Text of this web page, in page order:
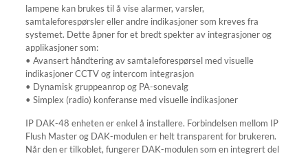
lampene kan brukes til å vise alarmer, varsler,
samtaleforespørsler eller andre indikasjoner som kreves fra
systemet. Dette åpner for et bredt spekter av integrasjoner og
applikasjoner som:
• Avansert håndtering av samtaleforespørsel med visuelle
indikasjoner CCTV og intercom integrasjon
• Dynamisk gruppeanrop og PA-sonevalg
• Simplex (radio) konferanse med visuelle indikasjoner
IP DAK-48 enheten er enkel å installere. Forbindelsen mellom IP
Flush Master og DAK-modulen er helt transparent for brukeren.
Når den er tilkoblet, fungerer DAK-modulen som en integrert del